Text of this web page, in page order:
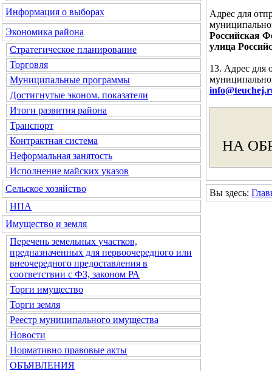
Информация о выборах
Экономика района
Стратегическое планирование
Торговля
Муниципальные программы
Достигнутые эконом. показатели
Итоги развития района
Транспорт
Контрактная система
Неформальная занятость
Исполнение майских указов
Сельское хозяйство
НПА
Имущество и земля
Перечень земельных участков,
предназначенных для первоочередного или
внеочередного предоставления в
соответствии с ФЗ, законом РА
Торги имущество
Торги земля
Реестр муниципального имущества
Новости
Нормативно правовые акты
ОБЪЯВЛЕНИЯ
Адрес для
Российская
улица
13. Адрес для
НА
Вы здесь: